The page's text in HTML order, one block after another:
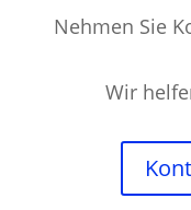
Nehmen Sie
Wir